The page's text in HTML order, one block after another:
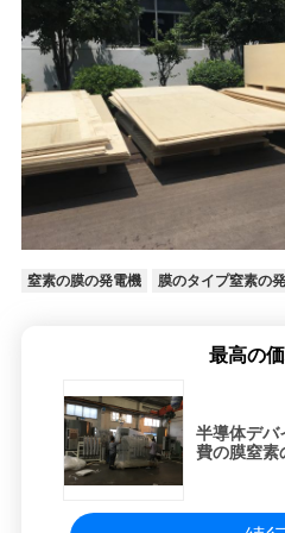
窒素の膜の発電機 膜のタイプ窒素の
最高の
半導体デバ
費の膜窒素